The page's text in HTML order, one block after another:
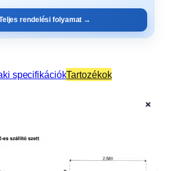
rendelési folyamat →
specifikációkTartozékok
+